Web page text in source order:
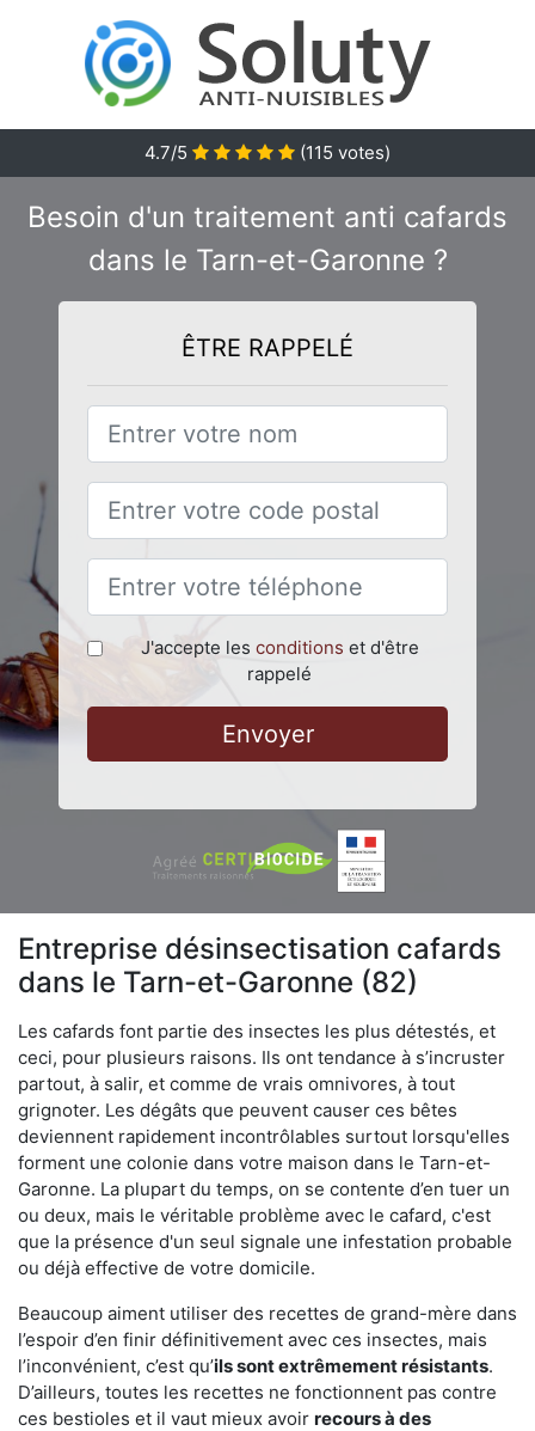
4.7/5 (115 votes)
Besoin d'un traitement anti cafards
dans le Tarn-et-Garonne ?
ÊTRE RAPPELÉ
J'accepte les conditions et d'être
rappelé
Envoyer
Entreprise désinsectisation cafards
dans le Tarn-et-Garonne (82)
Les cafards font partie des insectes les plus détestés, et
ceci, pour plusieurs raisons. Ils ont tendance à s’incruster
partout, à salir, et comme de vrais omnivores, à tout
grignoter. Les dégâts que peuvent causer ces bêtes
deviennent rapidement incontrôlables surtout lorsqu'elles
forment une colonie dans votre maison dans le Tarn-et-
Garonne. La plupart du temps, on se contente d’en tuer un
ou deux, mais le véritable problème avec le cafard, c'est
que la présence d'un seul signale une infestation probable
ou déjà effective de votre domicile.
Beaucoup aiment utiliser des recettes de grand-mère dans
l’espoir d’en finir définitivement avec ces insectes, mais
l’inconvénient, c’est qu’ils sont extrêmement résistants.
D’ailleurs, toutes les recettes ne fonctionnent pas contre
ces bestioles et il vaut mieux avoir recours à des